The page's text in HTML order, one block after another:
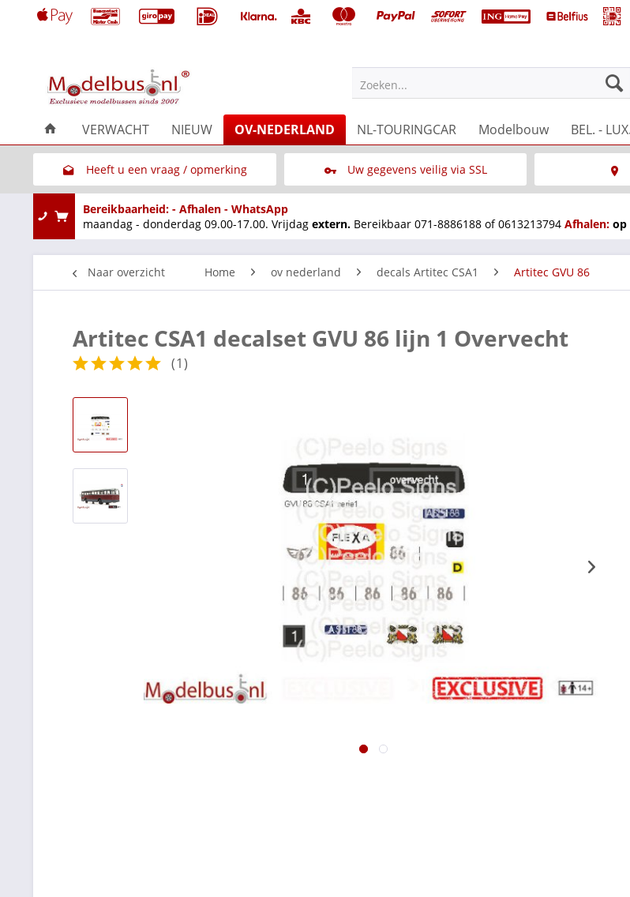
Zoeken...
VERWACHT NIEUW OV-NEDERLAND NL-TOURINGCAR Modelbouw BEL. - LUX.
Heeft u een vraag / opmerking
Link naar het contactformulier
Uw gegevens veilig via SSL
Bereikbaarheid: - Afhalen - WhatsApp
maandag - donderdag 09.00-17.00. Vrijdag extern. Bereikbaar 071-8886188 of 0613213794 Afhalen: op
Naar overzicht Home ov nederland decals Artitec CSA1 Artitec GVU 86
Artitec CSA1 decalset GVU 86 lijn 1 Overvecht
(1)